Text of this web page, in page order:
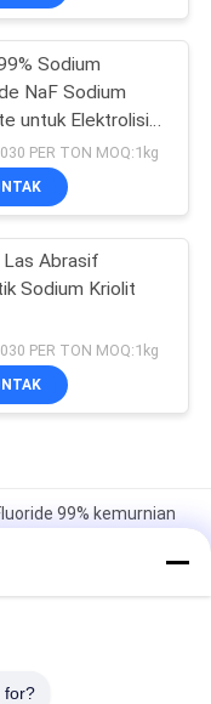
Sodium
NaF Sodium
untuk Elektrolisis
PER TON MOQ:1kg
Abrasif
Sodium Kriolit
PER TON MOQ:1kg
99% kemurnian
13775-53-6 Kelas
Kimia Tidak
for?